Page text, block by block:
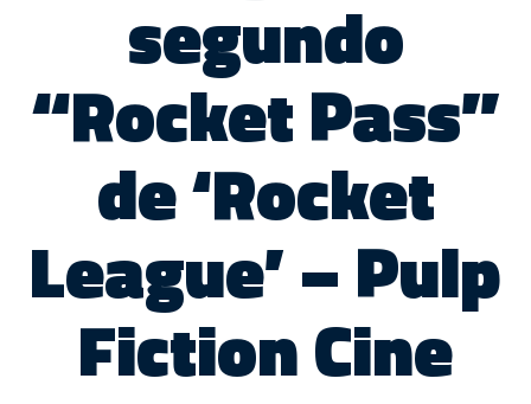
segundo
“Rocket Pass”
de ‘Rocket
League’ – Pulp
Fiction Cine